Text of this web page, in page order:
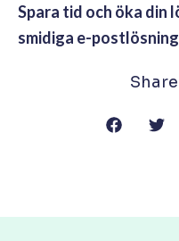
Spara tid och öka din
smidiga e-